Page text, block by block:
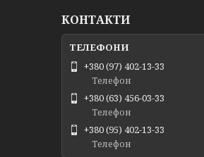
КОНТАКТИ
+380 (97) 402-13-33
Телефон
+380 (63) 456-03-33
Телефон
+380 (95) 402-13-33
Телефон